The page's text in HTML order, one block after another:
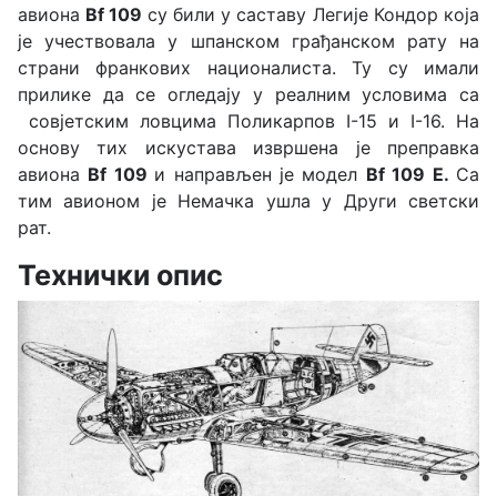
авиона Bf 109 су били у саставу Легије Кондор која
је учествовала у шпанском грађанском рату на
страни франкових националиста. Ту су имали
прилике да се огледају у реалним условима са
совјетским ловцима Поликарпов I-15 и I-16. На
основу тих искустава извршена је преправка
авиона Bf 109 и направљен је модел Bf 109 Е. Са
тим авионом је Немачка ушла у Други светски
рат.
Технички опис